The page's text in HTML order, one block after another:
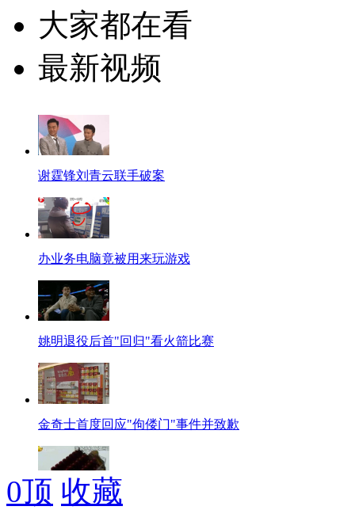
大家都在看
最新视频
谢霆锋刘青云联手破案
办业务电脑竟被用来玩游戏
姚明退役后首"回归"看火箭比赛
金奇士首度回应"佝偻门"事件并致歉
游客实拍“空中飞舞”缆车高空卡壳
0顶 收藏